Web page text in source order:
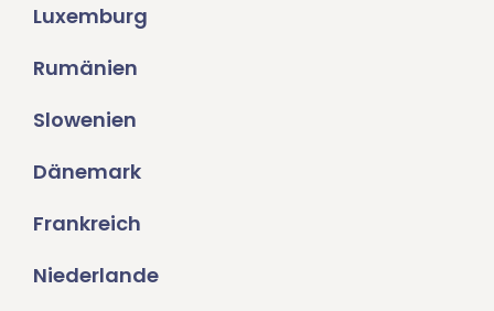
Luxemburg
Rumänien
Slowenien
Dänemark
Frankreich
Niederlande